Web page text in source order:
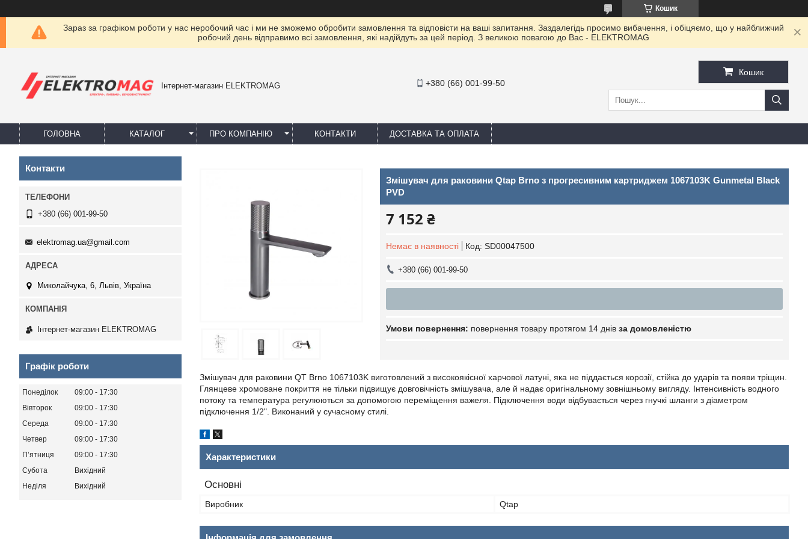
Кошик
Зараз за графіком роботи у нас неробочий час і ми не зможемо обробити замовлення та відповісти на ваші запитання. Заздалегідь просимо вибачення, і обіцяємо, що у найближчий
робочий день відправимо всі замовлення, які надійдуть за цей період. З великою повагою до Ваc - ELEKTROMAG
Інтернет-магазин ELEKTROMAG +380 (66) 001-99-50
Кошик
ГОЛОВНА КАТАЛОГ ПРО КОМПАНІЮ КОНТАКТИ ДОСТАВКА ТА ОПЛАТА
Змішувач для раковини Qtap Brno з прогресивним картриджем 1067103K Gunmetal Black
PVD
7 152 ₴
Немає в наявності Код: SD00047500
+380 (66) 001-99-50
повернення товару протягом 14 днів за домовленістю
Змішувач для раковини QT Brno 1067103K виготовлений з високоякісної харчової латуні, яка не піддається корозії, стійка до ударів та появи тріщин.
Глянцеве хромоване покриття не тільки підвищує довговічність змішувача, але й надає оригінальному зовнішньому вигляду. Інтенсивність водного
потоку та температура регулюються за допомогою переміщення важеля. Підключення води відбувається через гнучкі шланги з діаметром
підключення 1/2". Виконаний у сучасному стилі.
Характеристики
Основні
Виробник Qtap
Контакти
+380 (66) 001-99-50
elektromag.ua@gmail.com
Миколайчука, 6, Львів, Україна
Інтернет-магазин ELEKTROMAG
Графік роботи
Понеділок 09:00
17:30
Вівторок
09:00
17:30
Середа
09:00
17:30
Четвер
09:00
17:30
Пʼятниця
09:00
17:30
Субота
Вихідний
Неділя
Вихідний